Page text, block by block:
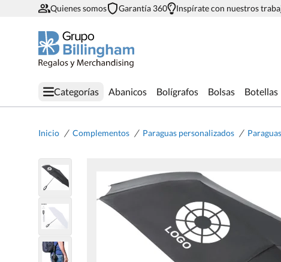
Quienes somos Garantía 360 Inspírate con nuestros
Categorías Abanicos Bolígrafos Bolsas Botellas
Inicio / Complementos / Paraguas personalizados /